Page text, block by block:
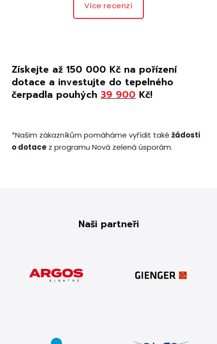
Více recenzí
Získejte až 150 000 Kč na pořízení
dotace a investujte do tepelného
čerpadla pouhých 39 900 Kč!
*Našim zákazníkům pomáháme vyřídit také žádosti
o dotace z programu Nová zelená úsporám.
Naši partneři